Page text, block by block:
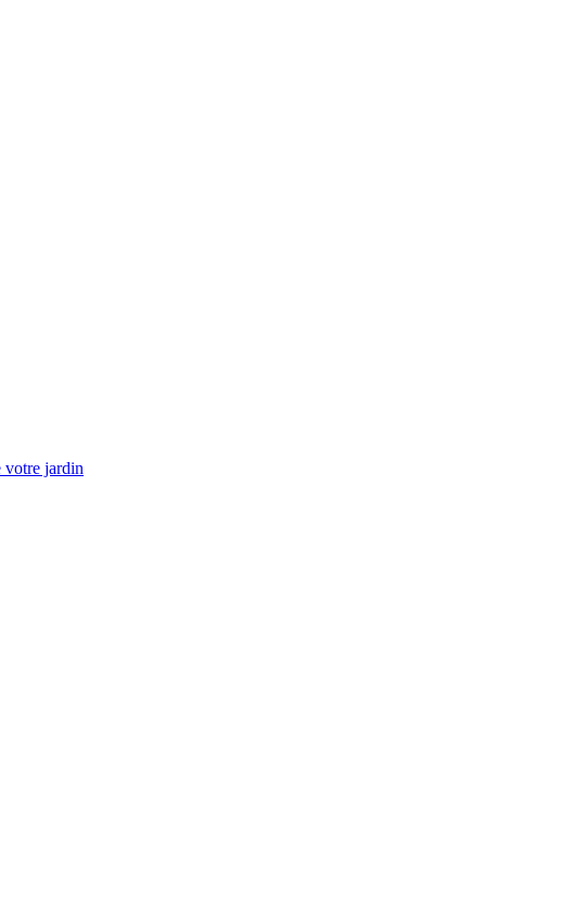
votre jardin